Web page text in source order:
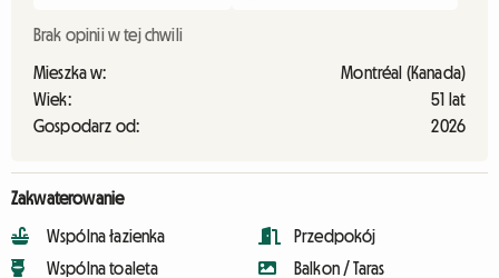
Brak opinii w tej chwili
Mieszka w:
Montréal (Kanada)
Wiek:
51 lat
Gospodarz od:
2026
Zakwaterowanie
Wspólna łazienka
Wspólna toaleta
Przedpokój
Balkon / Taras